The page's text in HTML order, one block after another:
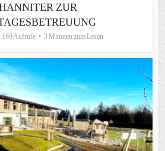
ZUR
169 Aufrufe 3 Minuten zum Lesen